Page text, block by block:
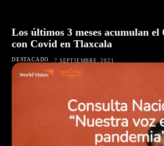
Los últimos 3 meses acumulan el
con Covid en Tlaxcala
DESTACADO 7 SEPTIEMBRE, 2021